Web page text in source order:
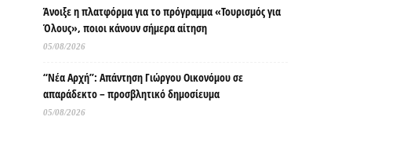
Άνοιξε η πλατφόρμα για το πρόγραμμα «Τουρισμός για
Όλους», ποιοι κάνουν σήμερα αίτηση
05/08/2026
“Νέα Αρχή”: Απάντηση Γιώργου Οικονόμου σε
απαράδεκτο – προσβλητικό δημοσίευμα
05/08/2026